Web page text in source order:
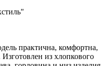
практична, комфортна,
из хлопкового